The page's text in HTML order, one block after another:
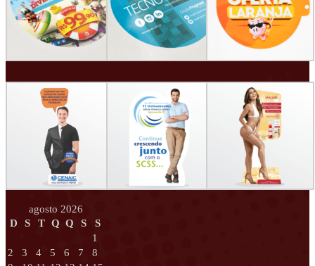
agosto 2026
D
S T Q Q S
S
1
2
3 4 5 6 7
8